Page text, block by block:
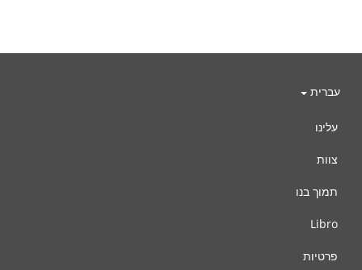
עברית
עלינו
צוות
תמוך בנו
Libro
פרטיות